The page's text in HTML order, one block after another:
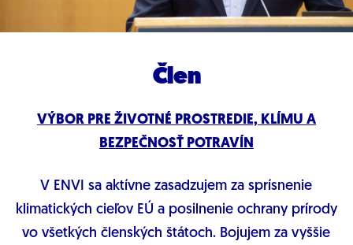
Člen
VÝBOR PRE ŽIVOTNÉ PROSTREDIE, KLÍMU A
BEZPEČNOSŤ POTRAVÍN
V ENVI sa aktívne zasadzujem za sprísnenie
klimatických cieľov EÚ a posilnenie ochrany prírody
vo všetkých členských štátoch. Bojujem za vyššie